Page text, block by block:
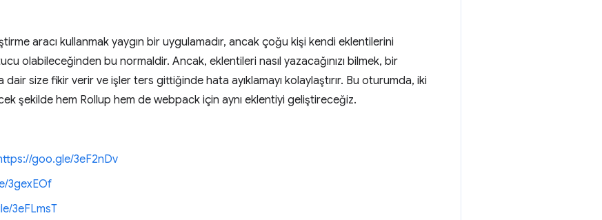
aracı kullanmak yaygın bir uygulamadır, ancak çoğu kişi kendi eklentilerini
olabileceğinden bu normaldir. Ancak, eklentileri nasıl yazacağınızı bilmek, bir
dair size fikir verir ve işler ters gittiğinde hata ayıklamayı kolaylaştırır. Bu oturumda, iki
şekilde hem Rollup hem de webpack için aynı eklentiyi geliştireceğiz.
goo.gle/3eF2nDv
3gexEOf
3eFLmsT